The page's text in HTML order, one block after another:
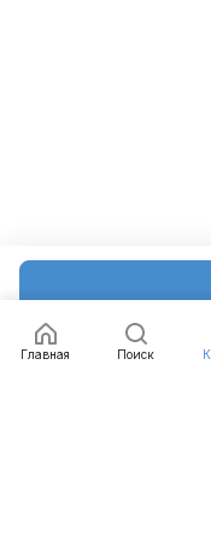
Главная Поиск